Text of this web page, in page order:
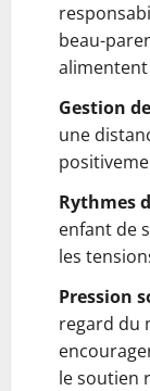
beau-
Gestion
une
Rythmes
enfant de
les
Pression
regard du
le soutien